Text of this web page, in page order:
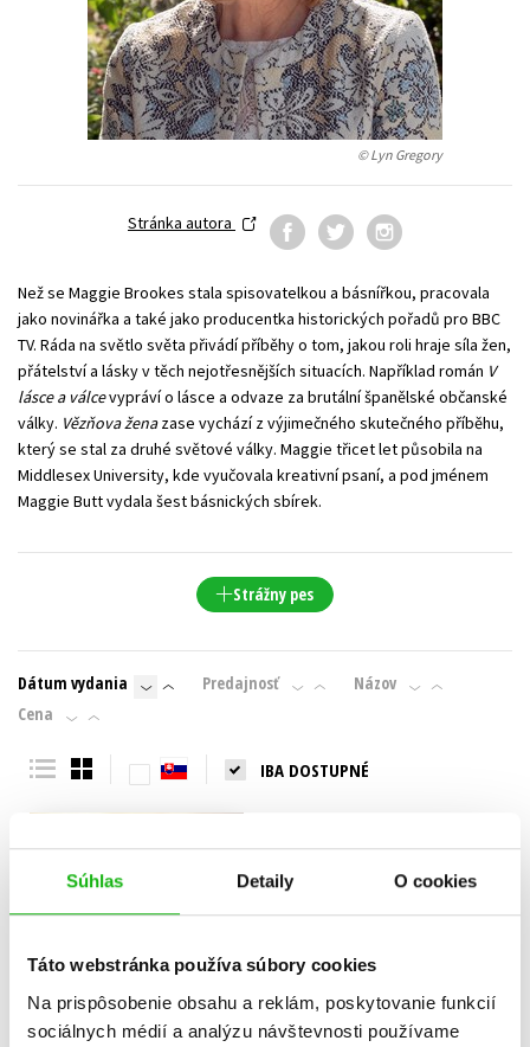
Súhlas Detaily O cookies
Táto webstránka používa súbory cookies
Na prispôsobenie obsahu a reklám, poskytovanie funkcií
sociálnych médií a analýzu návštevnosti používame
Technické vedy
Učebnice
Umenie a kultúra
Výchova a pedagogika
Young adult
Young adult (SK)
Zdravie a životný štýl
© Lyn Gregory
Stránka autora
Než se Maggie Brookes stala spisovatelkou a básnířkou, pracovala
jako novinářka a také jako producentka historických pořadů pro BBC
TV. Ráda na světlo světa přivádí příběhy o tom, jakou roli hraje síla žen,
přátelství a lásky v těch nejotřesnějších situacích. Například román V
lásce a válcevypráví o lásce a odvaze za brutální španělské občanské
války. Vězňova ženazase vychází z výjimečného skutečného příběhu,
který se stal za druhé světové války. Maggie třicet let působila na
Middlesex University, kde vyučovala kreativní psaní, a pod jménem
Maggie Butt vydala šest básnických sbírek.
Strážny pes
Dátum vydania Predajnosť
Názov
Cena
IBA DOSTUPNÉ